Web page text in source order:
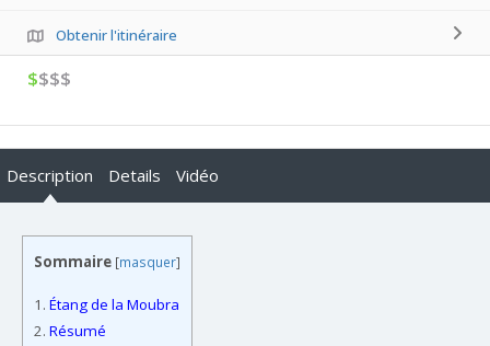
Obtenir l'itinéraire
$$$$
Description Details Vidéo
Sommaire [masquer]
1. Étang de la Moubra
2. Résumé